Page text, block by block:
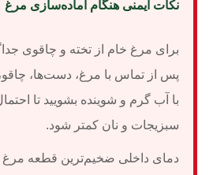
نکات ایمنی هنگام آماده‌سازی مرغ
برای مرغ خام از تخته و چاقوی
پس از تماس با مرغ، دست‌ها،
با آب گرم و شوینده بشویید تا
سبزیجات و نان کمتر شود.
دمای داخلی ضخیم‌ترین قطعه مرغ